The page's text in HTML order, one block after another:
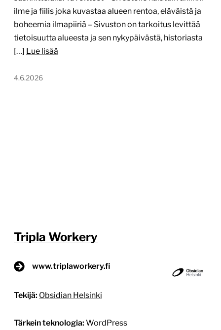
ilme ja fiilis joka kuvastaa alueen rentoa, eläväistä ja
boheemia ilmapiiriä – Sivuston on tarkoitus levittää
tietoisuutta alueesta ja sen nykypäivästä, historiasta
[…] Lue lisää
4.6.2026
Tripla Workery
www.triplaworkery.fi
Tekijä: Obsidian Helsinki
Tärkein teknologia: WordPress